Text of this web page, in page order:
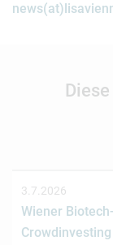
3.7.2026
Wiener